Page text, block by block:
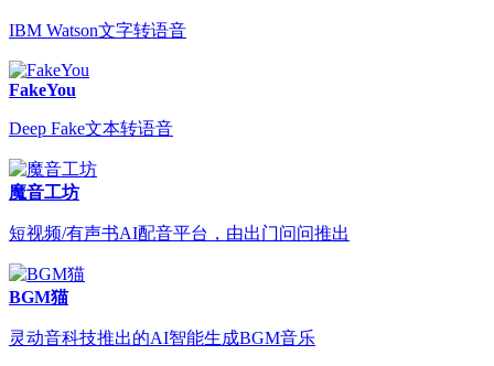
IBM Watson文字转语音
FakeYou
Deep Fake文本转语音
魔音工坊
短视频/有声书AI配音平台，由出门问问推出
BGM猫
灵动音科技推出的AI智能生成BGM音乐